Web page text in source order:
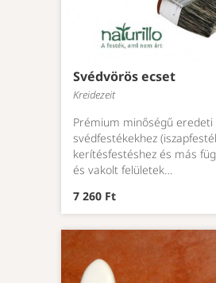
Svédvörös ecset
Kreidezeit
Prémium minőségű eredeti
svédfestékekhez
kerítésfestéshez és más
és vakolt felületek…
7 260 Ft